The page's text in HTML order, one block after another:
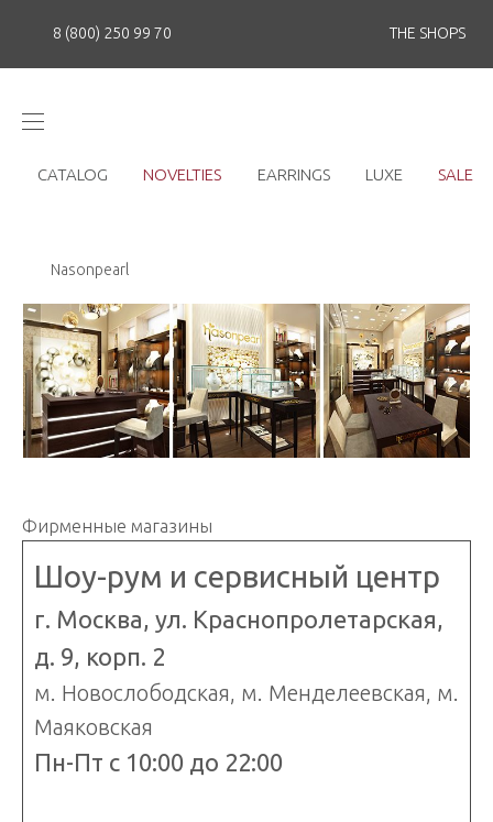
8 (800) 250 99 70 THE SHOPS
CATALOG NOVELTIES EARRINGS LUXE SALE
Nasonpearl
Фирменные магазины
Шоу-рум и сервисный центр
г. Москва, ул. Краснопролетарская,
д. 9, корп. 2
м. Новослободская, м. Менделеевская, м.
Маяковская
Пн-Пт с 10:00 до 22:00